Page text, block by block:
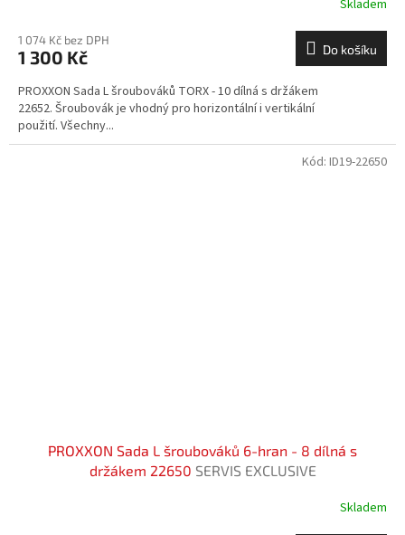
Skladem
1 074 Kč bez DPH
1 300 Kč Do košíku
PROXXON Sada L šroubováků TORX - 10 dílná s držákem
22652. Šroubovák je vhodný pro horizontální i vertikální
použití. Všechny...
PROXXON Sada L šroubováků 6-hran - 8 dílná s
držákem 22650 SERVIS EXCLUSIVE
Skladem
Kód: ID19-22650